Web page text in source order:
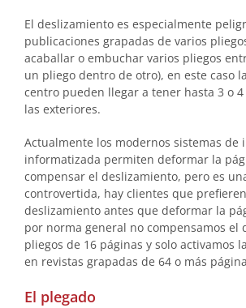
El deslizamiento es especialmente
publicaciones grapadas de varios
acaballar o embuchar varios pliegos
un pliego dentro de otro), en este caso
centro pueden llegar a tener hasta 3 o
las exteriores.
Actualmente los modernos sistemas de
informatizada permiten deformar la
compensar el deslizamiento, pero es
controvertida, hay clientes que
deslizamiento antes que deformar la
por norma general no compensamos el
pliegos de 16 páginas y solo activamos
en revistas grapadas de 64 o más
El plegado